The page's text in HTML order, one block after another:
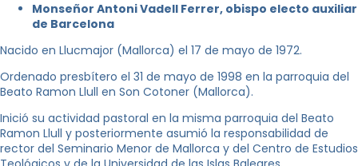
Monseñor Antoni Vadell Ferrer, obispo electo auxiliar
de Barcelona
Nacido en Llucmajor (Mallorca) el 17 de mayo de 1972.
Ordenado presbítero el 31 de mayo de 1998 en la parroquia del
Beato Ramon Llull en Son Cotoner (Mallorca).
Inició su actividad pastoral en la misma parroquia del Beato
Ramon Llull y posteriormente asumió la responsabilidad de
rector del Seminario Menor de Mallorca y del Centro de Estudios